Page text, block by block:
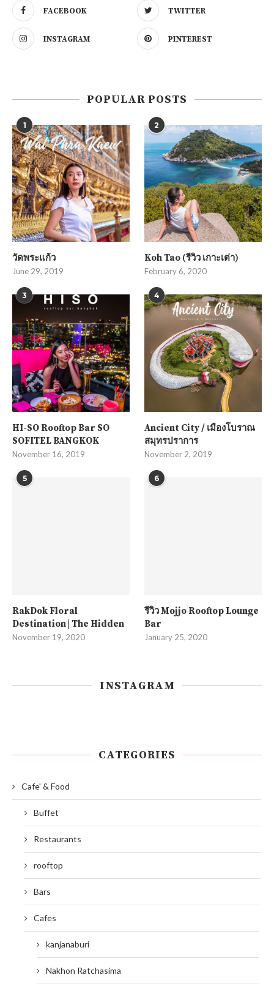
FACEBOOK TWITTER
INSTAGRAM PINTEREST
POPULAR POSTS
1
วัดพระแก้ว
June 29, 2019
2
Koh Tao (รีวิว เกาะเต่า)
February 6, 2020
3
HI-SO Rooftop Bar SO
SOFITEL BANGKOK
November 16, 2019
4
Ancient City / เมืองโบราณ
สมุทรปราการ
November 2, 2019
5
RakDok Floral
Destination | The Hidden
November 19, 2020
6
รีวิว Mojjo Rooftop Lounge
Bar
January 25, 2020
INSTAGRAM
CATEGORIES
Cafe' & Food
Buffet
Restaurants
rooftop
Bars
Cafes
kanjanaburi
Nakhon Ratchasima